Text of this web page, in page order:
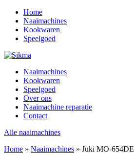
Home
Naaimachines
Kookwaren
Speelgoed
Naaimachines
Kookwaren
Speelgoed
Over ons
Naaimachine reparatie
Contact
Alle naaimachines
Home » Naaimachines » Juki MO-654DE